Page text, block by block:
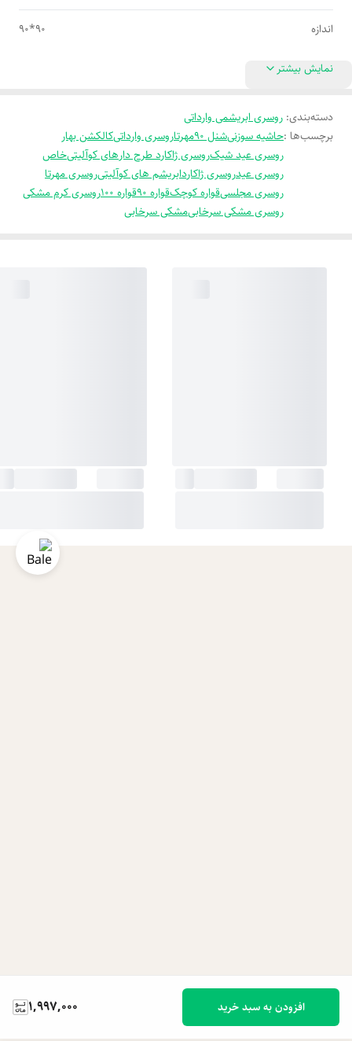
1,997,000 افزودن به سبد خرید
اندازه 90*90
نمایش بیشتر
دسته‌بندی: روسری ابریشمی وارداتی
برچسب‌ها :حاشیه سوزنیشنل 90 مهرتاروسری وارداتیکالکشن بهار
روسری عید شیکروسری ژاکارد طرح دارهای کوآلیتیخاص
روسری عیدروسری ژاکاردابریشم های کوآلیتیروسری مهرتا
روسری مجلسیقواره کوچکقواره 90 قواره 100
روسری کرم مشکی
روسری مشکی سرخابیمشکی سرخابی